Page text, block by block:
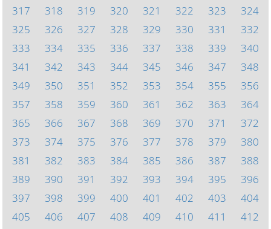
317
318 319 320 321 322 323
324
325
326 327 328 329 330 331
332
333
334 335 336 337 338 339
340
341
342 343 344 345 346 347
348
349
350 351 352 353 354 355
356
357
358 359 360 361 362 363
364
365
366 367 368 369 370 371
372
373
374 375 376 377 378 379
380
381
382 383 384 385 386 387
388
389
390 391 392 393 394 395
396
397
398 399 400 401 402 403
404
405
406 407 408 409 410 411
412